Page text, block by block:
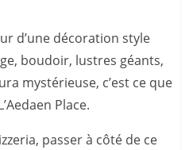
d’une décoration style
boudoir, lustres géants,
mystérieuse, c’est ce que
Place.
passer à côté de ce